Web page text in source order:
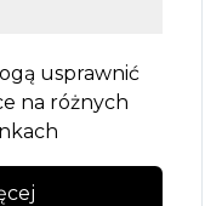
usprawnić
na różnych